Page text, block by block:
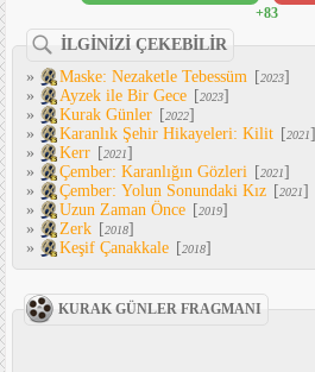
+83
İLGİNİZİ ÇEKEBİLİR
»
Maske: Nezaketle Tebessüm [2023]
»
Ayzek ile Bir Gece [2023]
»
Kurak Günler [2022]
»
Karanlık Şehir Hikayeleri: Kilit [2021]
»
Kerr [2021]
»
Çember: Karanlığın Gözleri [2021]
»
Çember: Yolun Sonundaki Kız [2021]
»
Uzun Zaman Önce [2019]
»
Zerk [2018]
»
Keşif Çanakkale [2018]
KURAK GÜNLER FRAGMANI